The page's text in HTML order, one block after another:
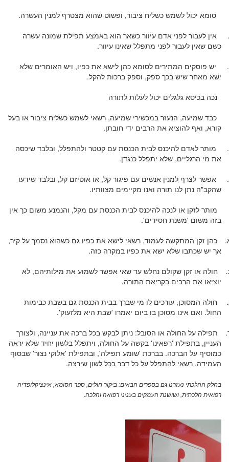
סומא יכול לשמש כשליח ציבור, ופשוט שהוא מצטרף למנין העשרה.
אין לעבור לפני אדם עיוור כשאר הוא באמצע תפילת שמונה עשרה
כשם שאין לעבור לפני מתפלל שאינו עיוור.
יש פוסקים המתירים לסומא כהן לישא את כפיו, ויש האומרים שלא
ישא מאחר שיש בכך ספק, וספק ברכות להקל.
נכה בכיסא גלגלים יכול לעלות לתורה
כבד שמיעה, הנעזר במכשירי שמיעה, רשאי לשמש כשליח ציבור או בעל
קורא, ואף להוציא את הרבים ידי חובתן.
מותר לאדם להיכנס לבית הכנסת עם קטטר ולהתפלל, ובלבד שיכסה
את מי הרגליים, שלא יתפלל כנגדן.
אפשר לצרף למנין אנשים עם פיגור קל, או אוטיזם קל, ובלבד שידעו
שהקב"ה נתן לנו תורה ואנו מקיימים מצוותיו.
מותר לזקן או לנכה להיכנס לבית הכנסת עם מקל, והנמנע משום כך אין
בזה משום 'משנת חסידים'.
כהן זקן המתקשה לעמוד, רשאי לישא את כפיו גם כשהוא נסמך על קיר,
אך יש שכתבו שלא ישא את כפיו במקרה כזה.
חולה או זקן שקולם נחלש עד שאי אפשר לשמוע את מילותיהם, לא
יוציאו את הרבים בקריאת התורה.
חולה המסוכן, עורכים לו מי שברך בבית הכנסת גם בשבת כבימות
החול. ואם אינו מסוכן בו ביום יאמרו 'שבת היא מלזעוק'.
תפילה על החולה או הסובל: ניתן לבקש בכל ברכה את עניינה, ולצורך
העניין, בתפילת 'רפאינו' בקשה על החולה, ויתפלל בלשון יחיד שלא יראה
כמוסיף על הברכה. בברכת 'שומע תפילה', ובתפילת 'אלוקי נצור' שבסוף
העמידה, רשאי להתפלל על כל דבר בכל לשון שירצה.
בחלק ההלכתי נעזרנו גם בספרים הבאים: ביקור חולים, ספר הסומא, אינציקלופדיה
רפואית הלכתית, ושושנת העמקים בעניני רפואה והלכה.